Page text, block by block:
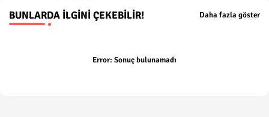
BUNLARDA İLGINI ÇEKEBILIR! Daha fazla göster
Error: Sonuç bulunamadı